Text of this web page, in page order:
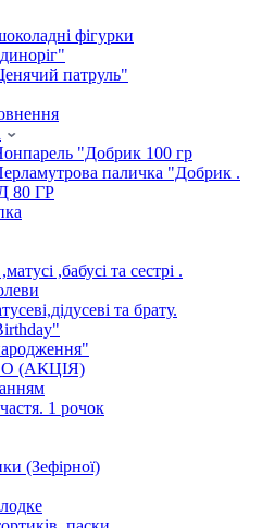
фігурки
патруль"
"Добрик 100 гр
паличка "Добрик .
80 ГР
,бабусі та сестрі .
та брату.
(АКЦІЯ)
1 рочок
(Зефірної)